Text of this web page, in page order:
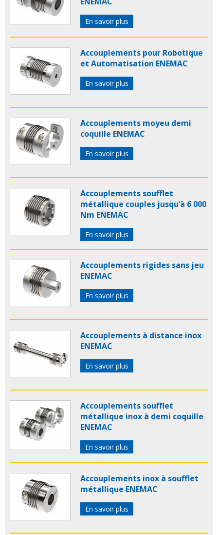
En savoir plus
Accouplements pour Robotique
et Automatisation ENEMAC
En savoir plus
Accouplements moyeu demi
coquille ENEMAC
En savoir plus
Accouplements soufflet
métallique couples jusqu’à 6 000
Nm ENEMAC
En savoir plus
Accouplements rigides sans jeu
ENEMAC
En savoir plus
Accouplements à distance inox
ENEMAC
En savoir plus
Accouplements soufflet
métallique inox à demi coquille
ENEMAC
En savoir plus
Accouplements inox à soufflet
métallique ENEMAC
En savoir plus